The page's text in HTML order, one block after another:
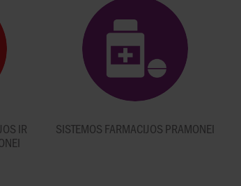
IR
SISTEMOS FARMACIJOS PRAMONEI